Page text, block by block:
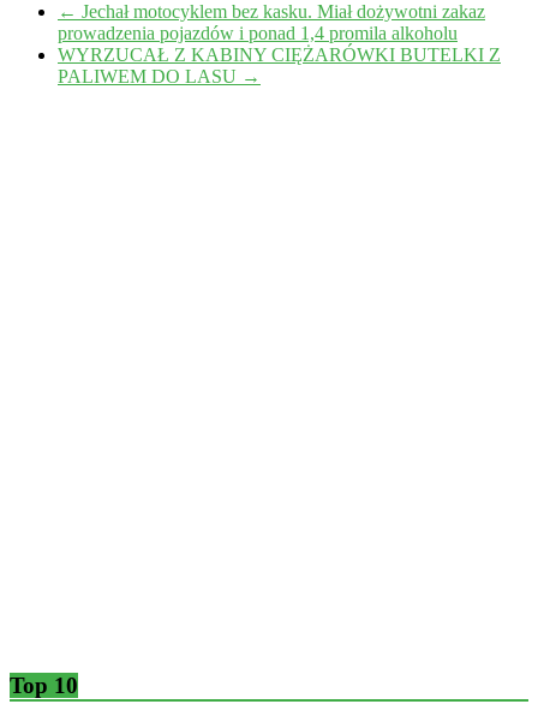
← Jechał motocyklem bez kasku. Miał dożywotni zakaz
prowadzenia pojazdów i ponad 1,4 promila alkoholu
WYRZUCAŁ Z KABINY CIĘŻARÓWKI BUTELKI Z
PALIWEM DO LASU →
Top 10